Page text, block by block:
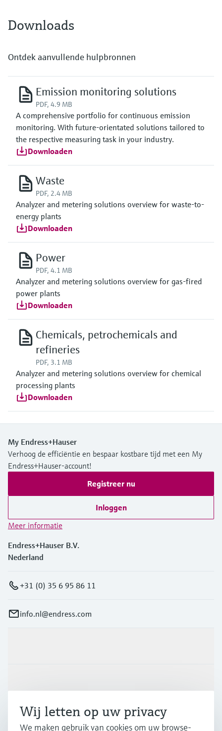
Downloads
Ontdek aanvullende hulpbronnen
Emission monitoring solutions
PDF, 4.9 MB
A comprehensive portfolio for continuous emission
monitoring. With future-orientated solutions tailored to
the respective measuring task in your industry.
Downloaden
Waste
PDF, 2.4 MB
Analyzer and metering solutions overview for waste-to-
energy plants
Downloaden
Power
PDF, 4.1 MB
Analyzer and metering solutions overview for gas-fired
power plants
Downloaden
Chemicals, petrochemicals and
refineries
PDF, 3.1 MB
Analyzer and metering solutions overview for chemical
processing plants
Downloaden
My Endress+Hauser
Verhoog de efficiëntie en bespaar kostbare tijd met een My
Endress+Hauser-account!
Registreer nu
Inloggen
Meer informatie
Endress+Hauser B.V.
Nederland
+31 (0) 35 6 95 86 11
info.nl@endress.com
Support
Wij letten op uw privacy
We maken gebruik van cookies om uw browse-